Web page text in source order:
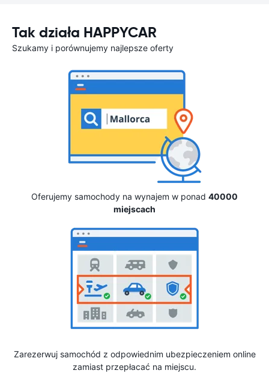
Tak działa HAPPYCAR
Szukamy i porównujemy najlepsze oferty
Oferujemy samochody na wynajem w ponad 40000
miejscach
Zarezerwuj samochód z odpowiednim ubezpieczeniem online
zamiast przepłacać na miejscu.